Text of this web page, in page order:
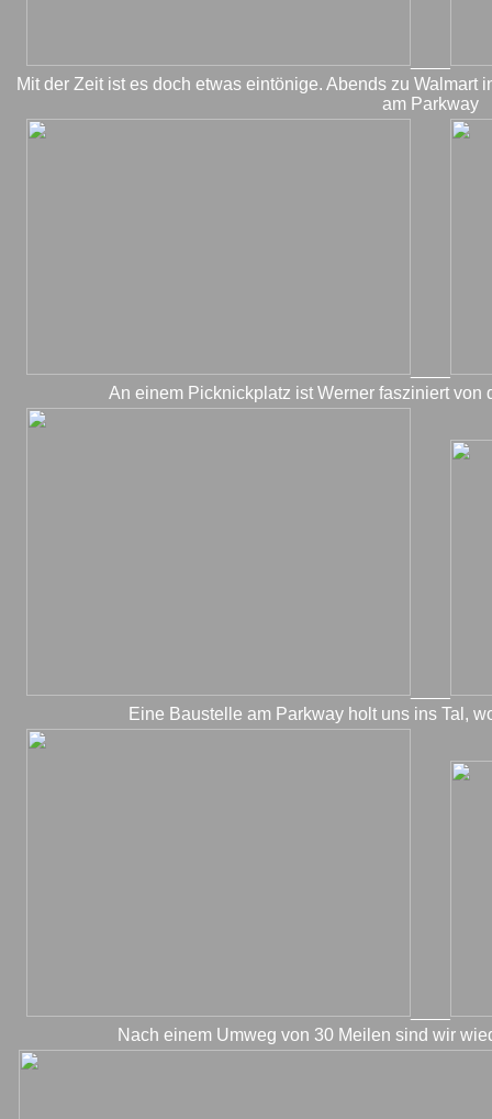
Mit der Zeit ist es doch etwas eintönige. Abends zu
am Parkway
An einem Picknickplatz ist Werner fasziniert von
Eine Baustelle am Parkway holt uns ins Tal,
Nach einem Umweg von 30 Meilen sind wir